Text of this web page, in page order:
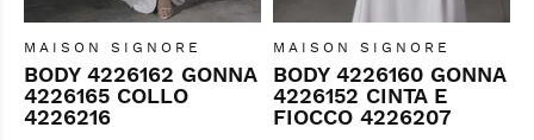
MAISON SIGNORE
BODY 4226162 GONNA
4226165 COLLO
4226216
MAISON SIGNORE
BODY 4226160 GONNA
4226152 CINTA E
FIOCCO 4226207